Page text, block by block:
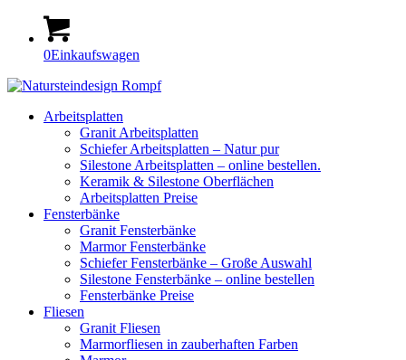
0Einkaufswagen
Arbeitsplatten
Granit Arbeitsplatten
Schiefer Arbeitsplatten – Natur pur
Silestone Arbeitsplatten – online bestellen.
Keramik & Silestone Oberflächen
Arbeitsplatten Preise
Fensterbänke
Granit Fensterbänke
Marmor Fensterbänke
Schiefer Fensterbänke – Große Auswahl
Silestone Fensterbänke – online bestellen
Fensterbänke Preise
Fliesen
Granit Fliesen
Marmorfliesen in zauberhaften Farben